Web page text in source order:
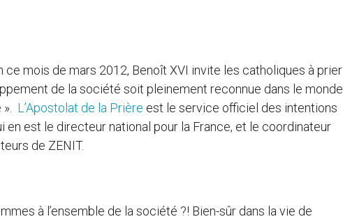
ce mois de mars 2012, Benoît XVI invite les catholiques à prier
de la société soit pleinement reconnue dans le monde
L’Apostolat de la Prière est le service officiel des intentions
en est le directeur national pour la France, et le coordinateur
de ZENIT.
à l’ensemble de la société ?! Bien-sûr dans la vie de